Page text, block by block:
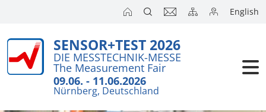
English
SENSOR+TEST 2026
DIE MESSTECHNIK-MESSE
The Measurement Fair
09.06. - 11.06.2026
Nürnberg, Deutschland
Besucher
Messe-